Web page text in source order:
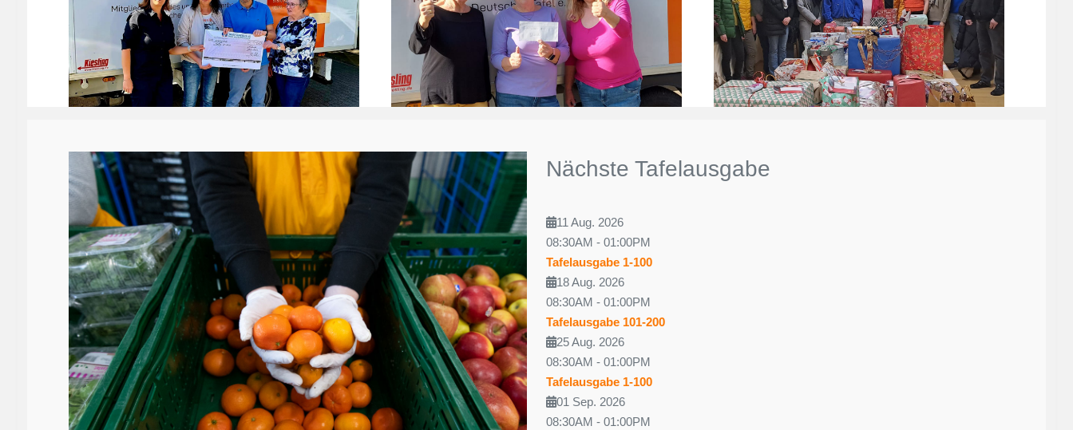
Nächste Tafelausgabe
11 Aug. 2026
08:30AM - 01:00PM
Tafelausgabe 1-100
18 Aug. 2026
08:30AM - 01:00PM
Tafelausgabe 101-200
25 Aug. 2026
08:30AM - 01:00PM
Tafelausgabe 1-100
01 Sep. 2026
08:30AM - 01:00PM